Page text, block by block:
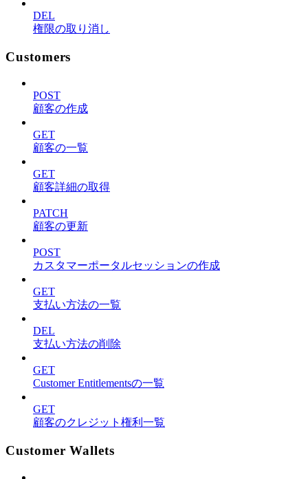
DEL
権限の取り消し
Customers
POST
顧客の作成
GET
顧客の一覧
GET
顧客詳細の取得
PATCH
顧客の更新
POST
カスタマーポータルセッションの作成
GET
支払い方法の一覧
DEL
支払い方法の削除
GET
Customer Entitlementsの一覧
GET
顧客のクレジット権利一覧
Customer Wallets